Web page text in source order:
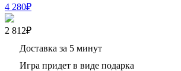
4 280₽
2 812₽
Доставка за 5 минут
Игра придет в виде подарка